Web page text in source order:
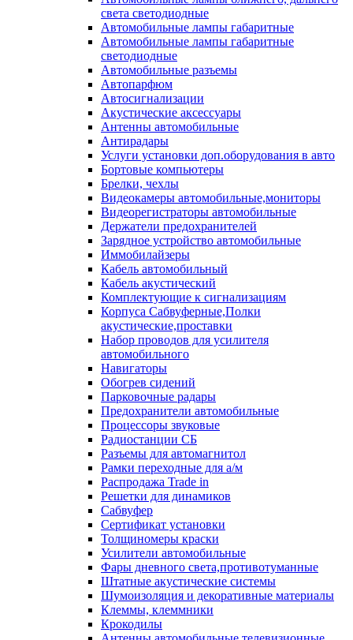
света светодиодные
Автомобильные лампы габаритные
Автомобильные лампы габаритные
светодиодные
Автомобильные разъемы
Автопарфюм
Автосигнализации
Акустические аксессуары
Антенны автомобильные
Антирадары
Услуги установки доп.оборудования в авто
Бортовые компьютеры
Брелки, чехлы
Видеокамеры автомобильные,мониторы
Видеорегистраторы автомобильные
Держатели предохранителей
Зарядное устройство автомобильные
Иммобилайзеры
Кабель автомобильный
Кабель акустический
Комплектующие к сигнализациям
Корпуса Сабвуферные,Полки
акустические,проставки
Набор проводов для усилителя
автомобильного
Навигаторы
Обогрев сидений
Парковочные радары
Предохранители автомобильные
Процессоры звуковые
Радиостанции СБ
Разъемы для автомагнитол
Рамки переходные для а/м
Распродажа Trade in
Решетки для динамиков
Сабвуфер
Сертификат установки
Толщиномеры краски
Усилители автомобильные
Фары дневного света,противотуманные
Штатные акустические системы
Шумоизоляция и декоративные материалы
Клеммы, клеммники
Крокодилы